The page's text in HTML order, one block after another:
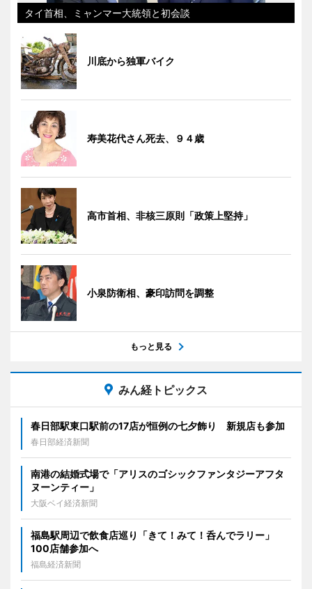
タイ首相、ミャンマー大統領と初会談
川底から独軍バイク
寿美花代さん死去、９４歳
高市首相、非核三原則「政策上堅持」
小泉防衛相、豪印訪問を調整
もっと見る
みん経トピックス
春日部駅東口駅前の17店が恒例の七夕飾り 新規店も参加
春日部経済新聞
南港の結婚式場で「アリスのゴシックファンタジーアフタ
ヌーンティー」
大阪ベイ経済新聞
福島駅周辺で飲食店巡り「きて！みて！呑んでラリー」
100店舗参加へ
福島経済新聞